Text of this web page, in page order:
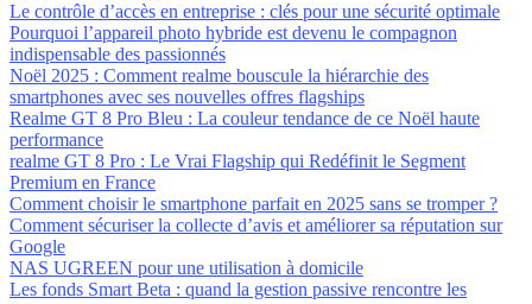
Le contrôle d’accès en entreprise : clés pour une sécurité optimale
Pourquoi l’appareil photo hybride est devenu le compagnon
indispensable des passionnés
Noël 2025 : Comment realme bouscule la hiérarchie des
smartphones avec ses nouvelles offres flagships
Realme GT 8 Pro Bleu : La couleur tendance de ce Noël haute
performance
realme GT 8 Pro : Le Vrai Flagship qui Redéfinit le Segment
Premium en France
Comment choisir le smartphone parfait en 2025 sans se tromper ?
Comment sécuriser la collecte d’avis et améliorer sa réputation sur
Google
NAS UGREEN pour une utilisation à domicile
Les fonds Smart Beta : quand la gestion passive rencontre les